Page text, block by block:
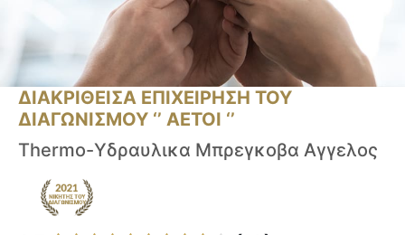
ΔΙΑΚΡΙΘΕΙΣΑ ΕΠΙΧΕΙΡΗΣΗ ΤΟΥ
ΔΙΑΓΩΝΙΣΜΟΥ ‘’ ΑΕΤΟΙ ‘’
Thermo-Υδραυλικα Μπρεγκοβα Αγγελος